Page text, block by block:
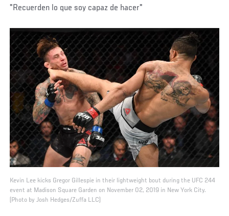
"Recuerden lo que soy capaz de hacer"
Kevin Lee kicks Gregor Gillespie in their lightweight bout during the UFC 244
event at Madison Square Garden on November 02, 2019 in New York City.
(Photo by Josh Hedges/Zuffa LLC)